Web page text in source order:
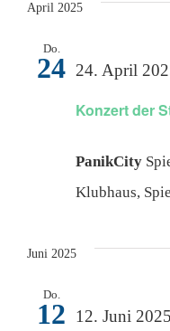
April 2025
Do.
24
Konzert der
24. April
PanikCity
Klubhaus,
Juni 2025
Do.
12 12. Juni